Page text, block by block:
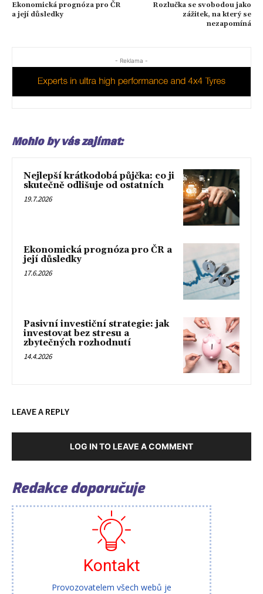
Ekonomická prognóza pro ČR
a její důsledky
Rozlučka se svobodou jako
zážitek, na který se
nezapomíná
- Reklama -
Mohlo by vás zajímat:
Nejlepší krátkodobá půjčka: co ji
skutečně odlišuje od ostatních
19.7.2026
Ekonomická prognóza pro ČR a
její důsledky
17.6.2026
Pasivní investiční strategie: jak
investovat bez stresu a
zbytečných rozhodnutí
14.4.2026
LEAVE A REPLY
LOG IN TO LEAVE A COMMENT
Redakce doporučuje
Kontakt
Provozovatelem všech webů je